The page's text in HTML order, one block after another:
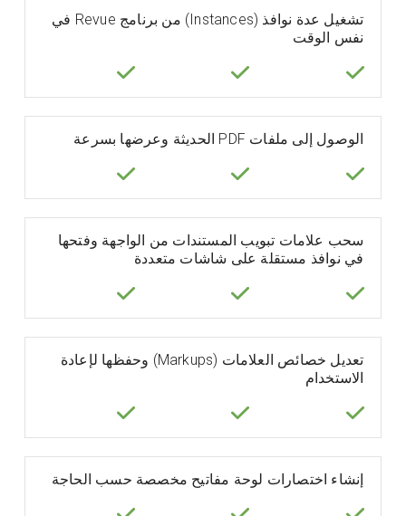
تشغيل عدة نوافذ (Instances) من برنامج Revue في
نفس الوقت
الوصول إلى ملفات PDF الحديثة وعرضها بسرعة
سحب علامات تبويب المستندات من الواجهة وفتحها
في نوافذ مستقلة على شاشات متعددة
تعديل خصائص العلامات (Markups) وحفظها لإعادة
الاستخدام
إنشاء اختصارات لوحة مفاتيح مخصصة حسب الحاجة